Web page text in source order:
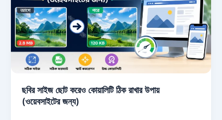
ছবির সাইজ ছোট করেও কোয়ালিটি ঠিক রাখার উপায়
(ওয়েবসাইটের জন্য)